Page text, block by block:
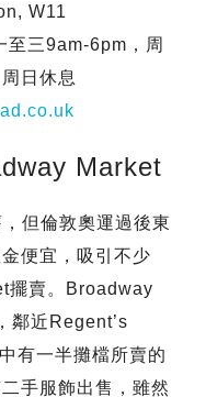
W11
至三9am-6pm，周
日休息
Market
但倫敦奧運過後東
便宜，吸引不少
擺賣。Broadway
鄰近Regent’s
有一半攤檔所賣的
手服飾出售，雖然